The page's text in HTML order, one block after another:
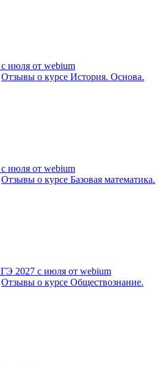
июля от webium
Отзывы о курсе История. Основа.
июля от webium
Отзывы о курсе Базовая математика.
2027 с июля от webium
Отзывы о курсе Обществознание.